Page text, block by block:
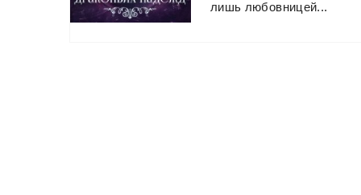
лишь любовницей...